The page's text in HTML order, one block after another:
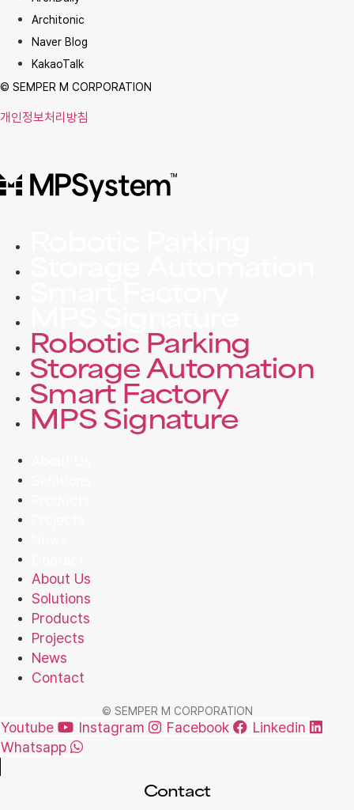
Architonic
Naver Blog
KakaoTalk
© SEMPER M CORPORATION
개인정보처리방침
Robotic Parking
Storage Automation
Smart Factory
MPS Signature
About Us
Solutions
Products
Projects
News
Contact
© SEMPER M CORPORATION
Youtube Instagram Facebook
Linkedin
Whatsapp
Contact